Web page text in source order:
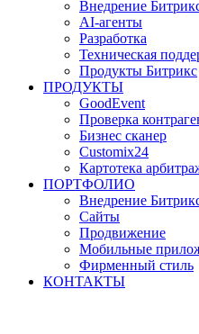
Внедрение
AI-агенты
Разработка
Техническая
Продукты Битрикс
ПРОДУКТЫ
GoodEvent
Проверка
Бизнес сканер
Customix24
Картотека
ПОРТФОЛИО
Внедрение
Сайты
Продвижение
Мобильные
Фирменный стиль
КОНТАКТЫ